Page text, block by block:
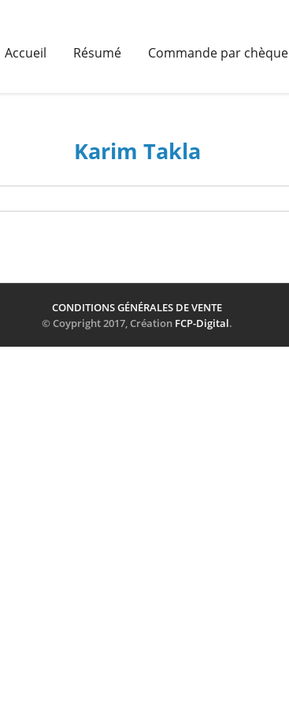
Accueil Résumé Commande par chèque
Karim Takla
CONDITIONS GÉNÉRALES DE VENTE
© Coypright 2017, Création FCP-Digital.